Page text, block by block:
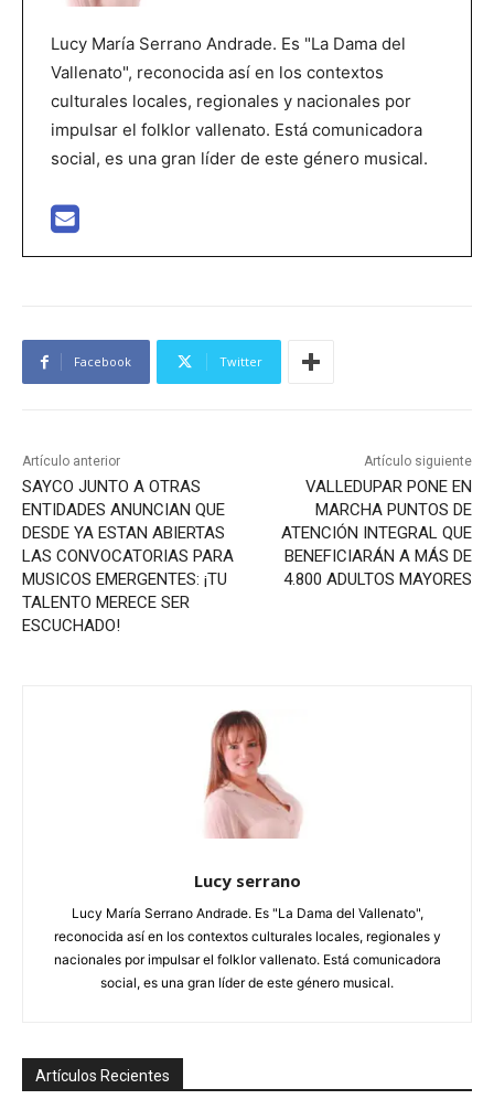
Lucy María Serrano Andrade. Es "La Dama del
Vallenato", reconocida así en los contextos
culturales locales, regionales y nacionales por
impulsar el folklor vallenato. Está comunicadora
social, es una gran líder de este género musical.
Facebook Twitter
Artículo anterior
SAYCO JUNTO A OTRAS
ENTIDADES ANUNCIAN QUE
DESDE YA ESTAN ABIERTAS
LAS CONVOCATORIAS PARA
MUSICOS EMERGENTES: ¡TU
TALENTO MERECE SER
ESCUCHADO!
Artículo siguiente
VALLEDUPAR PONE EN
MARCHA PUNTOS DE
ATENCIÓN INTEGRAL QUE
BENEFICIARÁN A MÁS DE
4.800 ADULTOS MAYORES
Lucy serrano
Lucy María Serrano Andrade. Es "La Dama del Vallenato",
reconocida así en los contextos culturales locales, regionales y
nacionales por impulsar el folklor vallenato. Está comunicadora
social, es una gran líder de este género musical.
Artículos Recientes